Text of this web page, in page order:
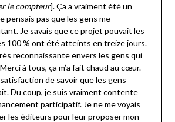
le compteur]. Ça a vraiment été un
pensais pas que les gens me
Je savais que ce projet pouvait les
100 % ont été atteints en treize jours.
reconnaissante envers les gens qui
à tous, ça m’a fait chaud au cœur.
de savoir que les gens
Du coup, je suis vraiment contente
participatif. Je ne me voyais
les éditeurs pour leur proposer mon